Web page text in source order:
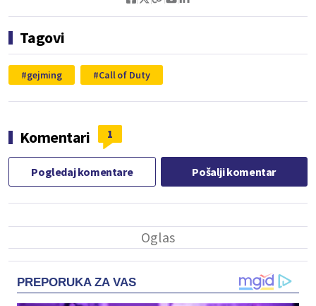
Tagovi
gejming Call of Duty
Komentari 1
Pogledaj komentare Pošalji komentar
PREPORUKA ZA VAS